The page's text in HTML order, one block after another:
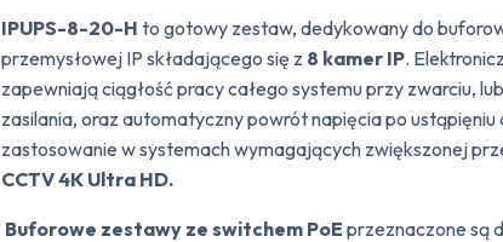
IPUPS-8-20-Hto gotowy zestaw, dedykowany do
przemysłowej IP składającego się z 8 kamer IP.
zapewniają ciągłość pracy całego systemu przy zwarciu,
zasilania, oraz automatyczny powrót napięcia po
zastosowanie w systemach wymagających zwiększonej
CCTV 4K Ultra HD.
Buforowe zestawy ze switchem PoE przeznaczone są